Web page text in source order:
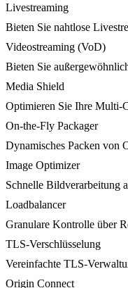
Livestreaming
Bieten Sie nahtlose
Videostreaming (VoD)
Bieten Sie
Media Shield
Optimieren Sie Ihre Multi-
On-the-Fly Packager
Dynamisches Packen von
Image Optimizer
Schnelle Bildverarbeitung
Loadbalancer
Granulare Kontrolle über
TLS-Verschlüsselung
Vereinfachte TLS-
Origin Connect